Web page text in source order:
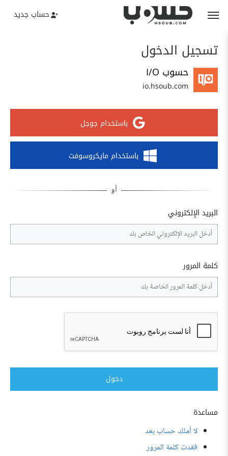
حساب جديد
تسجيل الدخول
حسوب I/O
io.hsoub.com
باستخدام جوجل
باستخدام مايكروسوفت
البريد الإلكتروني
كلمة المرور
دخول
مساعدة
لا أملك حساب بعد
فقدت كلمة المرور